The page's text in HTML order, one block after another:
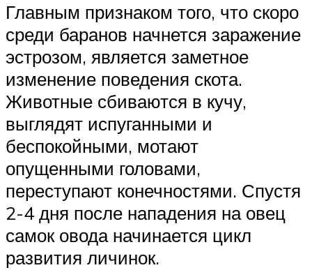
Главным признаком того, что скоро
среди баранов начнется заражение
эстрозом, является заметное
изменение поведения скота.
Животные сбиваются в кучу,
выглядят испуганными и
беспокойными, мотают
опущенными головами,
переступают конечностями. Спустя
2-4 дня после нападения на овец
самок овода начинается цикл
развития личинок.